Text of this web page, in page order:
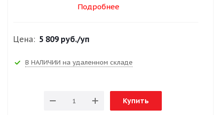
Подробнее
Цена: 5 809 руб./уп
В НАЛИЧИИ на удаленном складе
Купить